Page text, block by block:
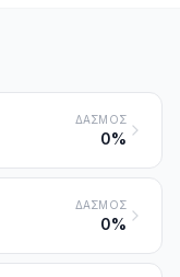
ΔΑΣΜΌΣ
0%
ΔΑΣΜΌΣ
0%